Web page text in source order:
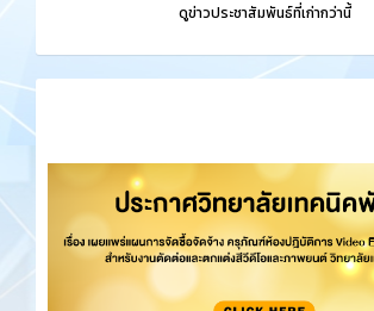
ดูข่าวประชาสัมพันธ์ที่เก่ากว่านี้